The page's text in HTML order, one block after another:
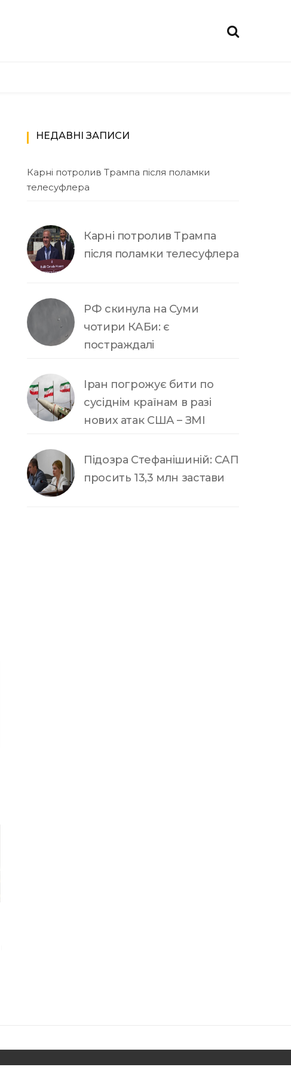
НЕДАВНІ ЗАПИСИ
Карні потролив Трампа після поламки
телесуфлера
Карні потролив Трампа
після поламки телесуфлера
РФ скинула на Суми
чотири КАБи: є
постраждалі
Іран погрожує бити по
сусіднім країнам в разі
нових атак США – ЗМІ
Підозра Стефанішиній: САП
просить 13,3 млн застави